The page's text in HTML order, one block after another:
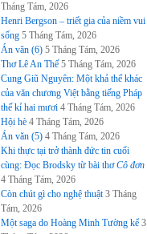
Tháng Tám, 2026
Henri Bergson – triết gia của niềm vui
sống 5 Tháng Tám, 2026
Án văn (6) 5 Tháng Tám, 2026
Thơ Lê An Thế 5 Tháng Tám, 2026
Cung Giũ Nguyên: Một khả thể khác
của văn chương Việt bằng tiếng Pháp
thế kỉ hai mươi 4 Tháng Tám, 2026
Hội hè 4 Tháng Tám, 2026
Án văn (5) 4 Tháng Tám, 2026
Khi thực tại trở thành đức tin cuối
cùng: Đọc Brodsky từ bài thơCô đơn
4 Tháng Tám, 2026
Còn chút gì cho nghệ thuật 3 Tháng
Tám, 2026
Một saga do Hoàng Minh Tường kể 3